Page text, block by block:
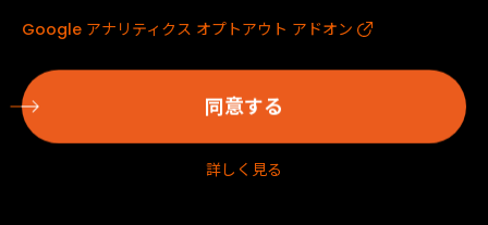
推進体制
健康経営は経営戦略の柱の一つと考え、人事部、安全健
康環境部を中心に、健康保険組合・労働組合とも連携
Google アナリティクス オプトアウト アドオン
同意する
詳しく見る